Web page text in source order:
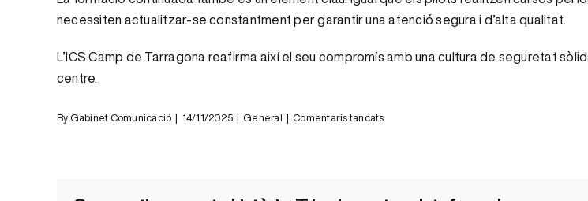
necessiten actualitzar-se constantment per garantir una atenció segura i d’alta qualitat.
L’ICS Camp de Tarragona reafirma així el seu compromís amb una cultura de seguretat
centre.
By Gabinet Comunicació 14/11/2025 General Comentaris tancatsa